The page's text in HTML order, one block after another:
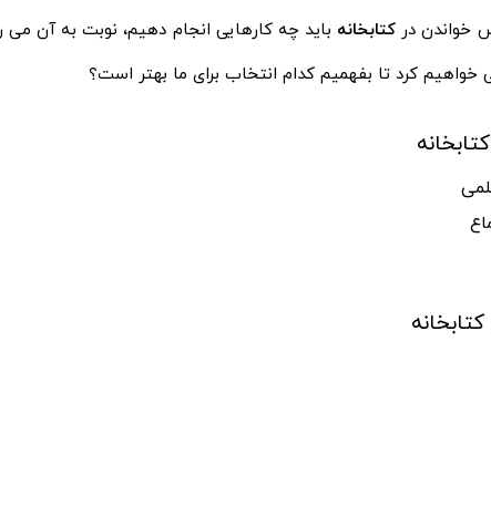
خواندن در کتابخانه باید چه کارهایی انجام دهیم، نوبت به آن می‌
خواهیم کرد تا بفهمیم کدام انتخاب برای ما بهتر است؟